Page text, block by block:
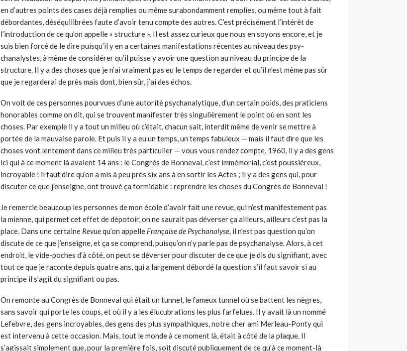
en d’autres points des cases déjà remplies ou même surabondamment remplies, ou même tout à fait
débordantes, déséquilibrées faute d’avoir tenu compte des autres. C’est précisément l’intérêt de
l’introduction de ce qu’on appelle « structu­re ». Il est assez curieux que nous en soyons encore, et je
suis bien forcé de le dire puisqu’il y en a certaines manifestations récentes au niveau des psy­
chanalystes, à même de considérer qu’il puisse y avoir une question au niveau du principe de la
structure. Il y a des choses que je n’ai vraiment pas eu le temps de regarder et qu’il n’est même pas sûr
que je regarderai de près mais dont, bien sûr, j’ai des échos.
On voit de ces personnes pourvues d’une autorité psychanalytique, d’un certain poids, des praticiens
honorables comme on dit, qui se trou­vent manifester très singulièrement le point où en sont les
choses. Par exemple il y a tout un milieu où c’était, chacun sait, interdit même de venir se mettre à
portée de la mauvaise parole. Et puis il y a eu un temps, un temps fabuleux — mais il faut dire que les
choses vont lentement dans ce milieu très particulier — vous vous rendez compte, 1960, il y a des gens
ici qui à ce moment là avaient 14 ans : le Congrès de Bonneval, c’est immémorial, c’est poussiéreux,
incroyable ! il faut dire qu’on a mis à peu près six ans à en sortir les Actes ; il y a des gens qui, pour
discuter ce que j’enseigne, ont trouvé ça formidable : reprendre les choses du Congrès de Bonneval !
Je remercie beaucoup les personnes de mon école d’avoir fait une revue, qui n’est manifestement pas
la mienne, qui permet cet effet de dépotoir, on ne saurait pas déverser ça ailleurs, ailleurs c’est pas la
place. Dans une cer­taine Revuequ’on appelle Française de Psychanalyse, il n’est pas question qu’on
discute de ce que j’enseigne, et ça se comprend, puisqu’on n’y parle pas de psychanalyse. Alors, à cet
endroit, le vide-poches d’à côté, on peut se déverser pour discuter de ce que je dis du signifiant, avec
tout ce que je raconte depuis quatre ans, qui a largement débordé la question s’il faut savoir si au
principe il s’agit du signifiant ou pas.
On remonte au Congrès de Bonneval qui était un tunnel, le fameux tunnel où se battent les nègres,
sans savoir qui porte les coups, et où il y a les élucubrations les plus farfelues. Il y avait là un nommé
Lefebvre, des gens incroyables, des gens des plus sympathiques, notre cher ami Merleau-Ponty qui
est intervenu à cette occasion. Mais, tout le monde à ce moment là, était à côté de la plaque. Il
s’agissait simplement que, pour la première fois, soit discuté publiquement de ce qu’à ce moment-là